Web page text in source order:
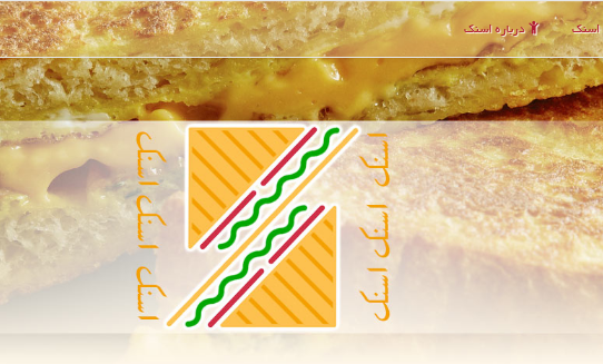
اسنك درباره اسنك